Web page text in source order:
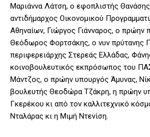
Μαριάννα Λάτση, ο εφοπλιστής
αντιδήμαρχος Οικονομικού
Αθηναίων, Γιώργος Γιάνναρος, ο πρώην
Θεόδωρος Φορτσάκης, ο νυν πρύτανης
περιφερειάρχης Στερεάς Ελλάδας,
κοινοβουλευτικός εκπρόσωπος του
Μάντζος, ο πρώην υπουργός Άμυνας,
βουλευτής Θεοδώρα Τζάκρη, η πρώην
Γκερέκου κι από τον καλλιτεχνικό
Νταλάρας κι η Μιμή Ντενίση.